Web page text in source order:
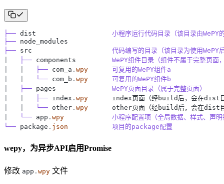
├── dist
小程序运行代码目录（该目录由
├── node_modules
├── src
代码编写的目录（该目录为使用WePY
├── components
WePY组件目录（组件不属于完整页面
├── com_a . wpy
可复用的WePY组件a
└── com_b . wpy
可复用的WePY组件b
├── pages
WePY页面目录（属于完整页面）
├── index . wpy
index页面（经build后，会在dist
└── other . wpy
other页面（经build后，会在dist
└── app . wpy
小程序配置项（全局数据、样式、
└── package . json 项目的package配置
wepy，为异步API启用Promise
修改 app . wpy 文件